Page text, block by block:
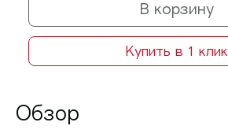
В корзину
Купить в 1 клик
Обзор